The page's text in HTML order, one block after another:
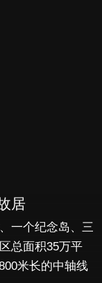
居
一个纪念岛、三
总面积35万平
米长的中轴线